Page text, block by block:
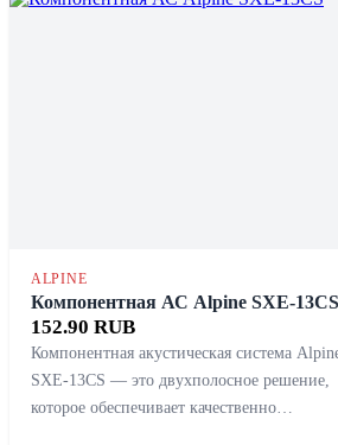
ALPINE
Компонентная АС Alpine SXE-13CS
152.90 RUB
Компонентная акустическая система
SXE-13CS — это двухполосное решение,
которое обеспечивает качественно…